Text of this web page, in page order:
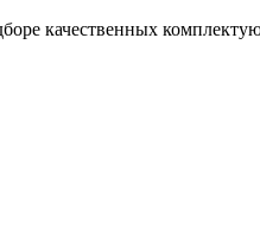
качественных